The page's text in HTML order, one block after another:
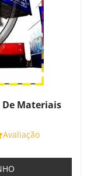
De Materiais
Avaliação